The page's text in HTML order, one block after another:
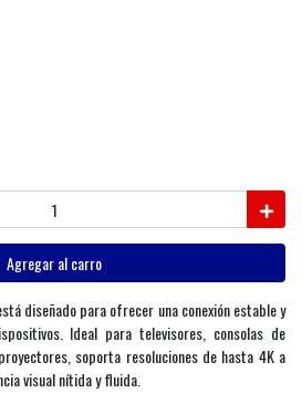
Agregar al carro
diseñado para ofrecer una conexión estable y
Ideal para televisores, consolas de
soporta resoluciones de hasta 4K a
visual nítida y fluida.